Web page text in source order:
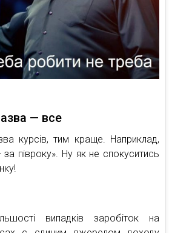
— все
курсів, тим краще. Наприклад,
півроку». Ну як не спокуситись
випадків заробіток на